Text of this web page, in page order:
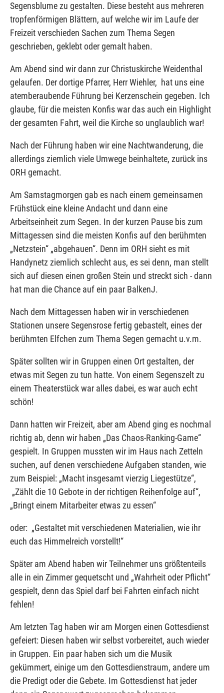
Segensblume zu gestalten. Diese besteht aus mehreren
tropfenförmigen Blättern, auf welche wir im Laufe der
Freizeit verschieden Sachen zum Thema Segen
geschrieben, geklebt oder gemalt haben.
Am Abend sind wir dann zur Christuskirche Weidenthal
gelaufen. Der dortige Pfarrer, Herr Wiehler, hat uns eine
atemberaubende Führung bei Kerzenschein gegeben. Ich
glaube, für die meisten Konfis war das auch ein Highlight
der gesamten Fahrt, weil die Kirche so unglaublich war!
Nach der Führung haben wir eine Nachtwanderung, die
allerdings ziemlich viele Umwege beinhaltete, zurück ins
ORH gemacht.
Am Samstagmorgen gab es nach einem gemeinsamen
Frühstück eine kleine Andacht und dann eine
Arbeitseinheit zum Segen. In der kurzen Pause bis zum
Mittagessen sind die meisten Konfis auf den berühmten
„Netzstein“ „abgehauen“. Denn im ORH sieht es mit
Handynetz ziemlich schlecht aus, es sei denn, man stellt
sich auf diesen einen großen Stein und streckt sich - dann
hat man die Chance auf ein paar BalkenJ.
Nach dem Mittagessen haben wir in verschiedenen
Stationen unsere Segensrose fertig gebastelt, eines der
berühmten Elfchen zum Thema Segen gemacht u.v.m.
Später sollten wir in Gruppen einen Ort gestalten, der
etwas mit Segen zu tun hatte. Von einem Segenszelt zu
einem Theaterstück war alles dabei, es war auch echt
schön!
Dann hatten wir Freizeit, aber am Abend ging es nochmal
richtig ab, denn wir haben „Das Chaos-Ranking-Game“
gespielt. In Gruppen mussten wir im Haus nach Zetteln
suchen, auf denen verschiedene Aufgaben standen, wie
zum Beispiel: „Macht insgesamt vierzig Liegestütze“,
„Zählt die 10 Gebote in der richtigen Reihenfolge auf“,
„Bringt einem Mitarbeiter etwas zu essen“
oder: „Gestaltet mit verschiedenen Materialien, wie ihr
euch das Himmelreich vorstellt!“
Später am Abend haben wir Teilnehmer uns größtenteils
alle in ein Zimmer gequetscht und „Wahrheit oder Pflicht“
gespielt, denn das Spiel darf bei Fahrten einfach nicht
fehlen!
Am letzten Tag haben wir am Morgen einen Gottesdienst
gefeiert: Diesen haben wir selbst vorbereitet, auch wieder
in Gruppen. Ein paar haben sich um die Musik
gekümmert, einige um den Gottesdienstraum, andere um
die Predigt oder die Gebete. Im Gottesdienst hat jeder